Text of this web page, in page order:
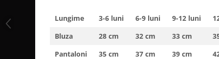
Lungime 3-6 luni 6-9 luni 9-12 luni
Bluza
28 cm 32 cm 33 cm
Pantaloni
35 cm 37 cm 39 cm